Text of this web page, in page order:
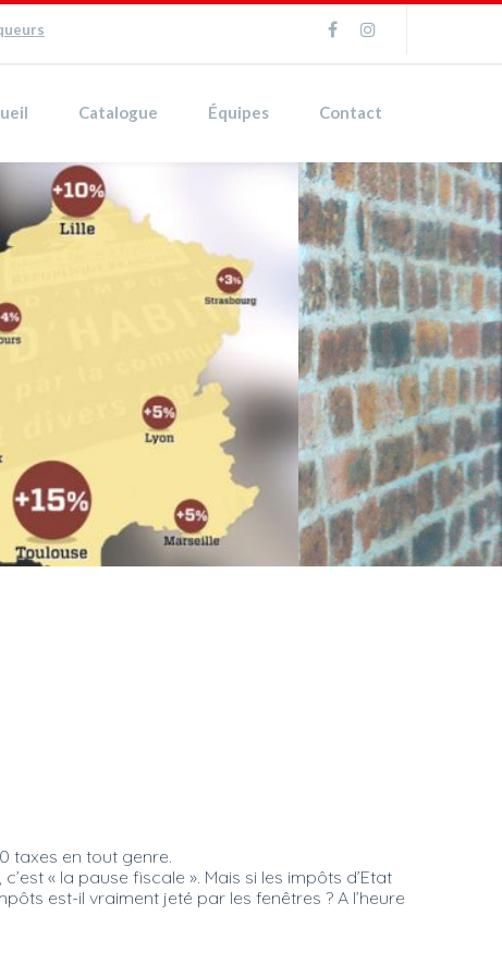
Catalogue Équipes Contact
taxes en tout genre.
« la pause fiscale ». Mais si les impôts d’Etat
est-il vraiment jeté par les fenêtres ? A l’heure